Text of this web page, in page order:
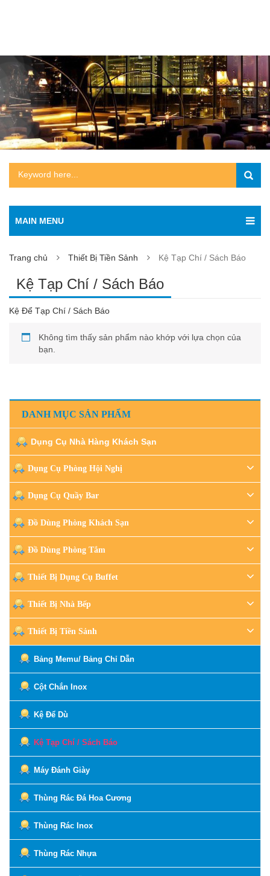
MAIN MENU
Trang chủ Thiết Bị Tiền Sảnh Kệ Tạp Chí / Sách Báo
Kệ Tạp Chí / Sách Báo
Kệ Để Tạp Chí / Sách Báo
Không tìm thấy sản phẩm nào khớp với lựa chọn của
bạn.
DANH MỤC SẢN PHẨM
Dụng Cụ Nhà Hàng Khách Sạn
Dụng Cụ Phòng Hội Nghị
Dụng Cụ Quầy Bar
Đồ Dùng Phòng Khách Sạn
Đồ Dùng Phòng Tắm
Thiết Bị Dụng Cụ Buffet
Thiết Bị Nhà Bếp
Thiết Bị Tiền Sảnh
Bảng Memu/ Bảng Chỉ Dẫn
Cột Chắn Inox
Kệ Để Dù
Kệ Tạp Chí / Sách Báo
Máy Đánh Giày
Thùng Rác Đá Hoa Cương
Thùng Rác Inox
Thùng Rác Nhựa